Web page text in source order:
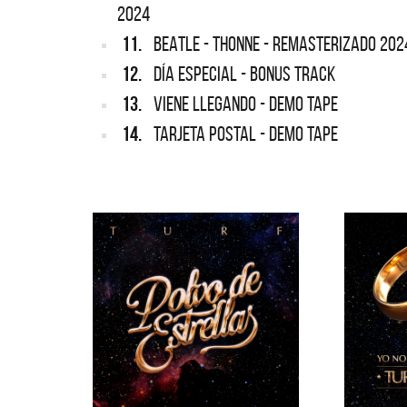
2024
11. BEATLE - THONNE - REMASTERIZADO
12. DÍA ESPECIAL - BONUS TRACK
13. VIENE LLEGANDO - DEMO TAPE
14. TARJETA POSTAL - DEMO TAPE